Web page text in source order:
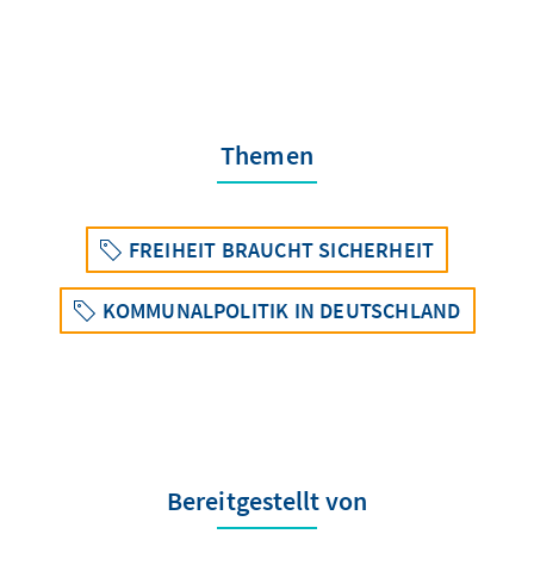
Themen
FREIHEIT BRAUCHT SICHERHEIT
KOMMUNALPOLITIK IN DEUTSCHLAND
Bereitgestellt von